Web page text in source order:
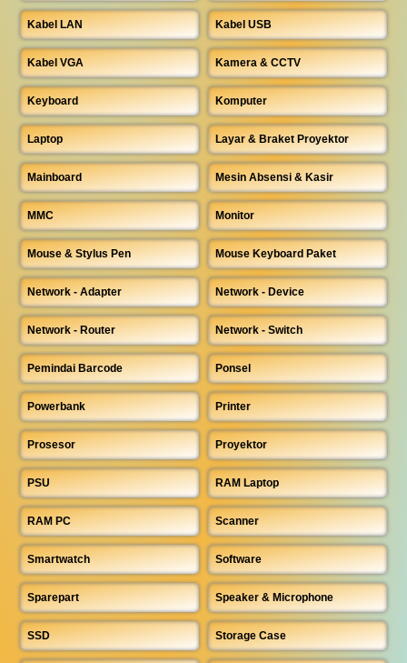
Kabel LAN Kabel USB
Kabel VGA Kamera & CCTV
Keyboard Komputer
Laptop Layar & Braket Proyektor
Mainboard Mesin Absensi & Kasir
MMC Monitor
Mouse & Stylus Pen Mouse Keyboard Paket
Network - Adapter Network - Device
Network - Router Network - Switch
Pemindai Barcode Ponsel
Powerbank Printer
Prosesor Proyektor
PSU RAM Laptop
RAM PC Scanner
Smartwatch Software
Sparepart Speaker & Microphone
SSD Storage Case